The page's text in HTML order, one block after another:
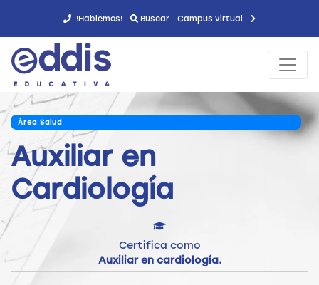
!Hablemos! Buscar Campus virtual
Área Salud
Auxiliar en
Cardiología
Certifica como
Auxiliar en cardiología.